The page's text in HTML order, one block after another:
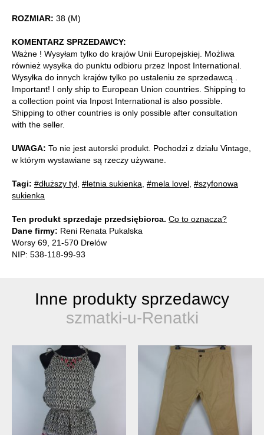
ROZMIAR: 38 (M)
KOMENTARZ SPRZEDAWCY:
Ważne ! Wysyłam tylko do krajów Unii Europejskiej. Możliwa
również wysyłka do punktu odbioru przez Inpost International.
Wysyłka do innych krajów tylko po ustaleniu ze sprzedawcą .
Important! I only ship to European Union countries. Shipping to
a collection point via Inpost International is also possible.
Shipping to other countries is only possible after consultation
with the seller.
UWAGA: To nie jest autorski produkt. Pochodzi z działu Vintage,
w którym wystawiane są rzeczy używane.
Tagi: #dłuższy tył #letnia sukienka #mela lovel #szyfonowa
sukienka
Ten produkt sprzedaje przedsiębiorca. Co to oznacza?
Dane firmy: Reni Renata Pukalska
Worsy 69, 21-570 Drelów
NIP: 538-118-99-93
Inne produkty sprzedawcy
szmatki-u-Renatki